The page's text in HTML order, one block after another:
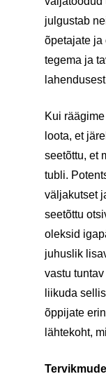
julgustab
õpetajate ja
tegema ja
Kui
loota, et
seetõttu, et
tubli.
väljakutset
seetõttu
oleksid
juhuslik
vastu
liikuda
õppijate
lähtekoht,